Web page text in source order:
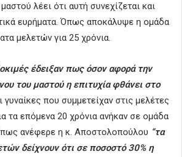
λέει ότι αυτή συνεχίζεται και
ευρήματα. Όπως αποκάλυψε η ομάδα
μελετών για 25 χρόνια.
έδειξαν πως όσον αφορά την
του μαστού η επιτυχία φθάνει στο
γυναίκες που συμμετείχαν στις μελέτες
τα επόμενα 20 χρόνια ανήκαν σε ομάδα
ανέφερε η κ. Αποστολοπούλου “τα
δείχνουν ότι σε ποσοστό 30% η